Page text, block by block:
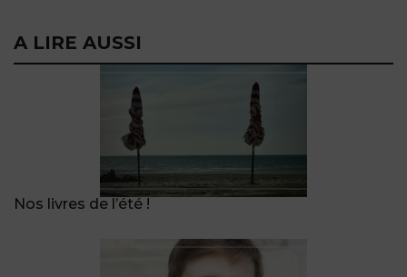
A LIRE AUSSI
Nos livres de l’été !